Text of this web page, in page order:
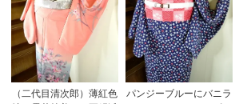
（二代目清次郎）薄紅色
パンジーブルーにバニラ